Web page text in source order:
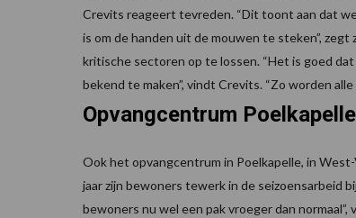
Crevits reageert tevreden. “Dit toont aan dat
is om de handen uit de mouwen te steken”,
kritische sectoren op te lossen. “Het is goed
bekend te maken”, vindt Crevits. “Zo worden
Opvangcentrum Poelkapelle
Ook het opvangcentrum in Poelkapelle, in
jaar zijn bewoners tewerk in de seizoensarbeid
bewoners nu wel een pak vroeger dan